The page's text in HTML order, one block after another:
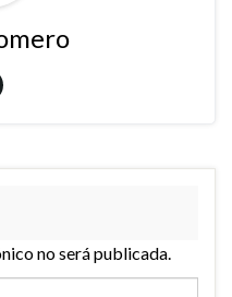
no será publicada.